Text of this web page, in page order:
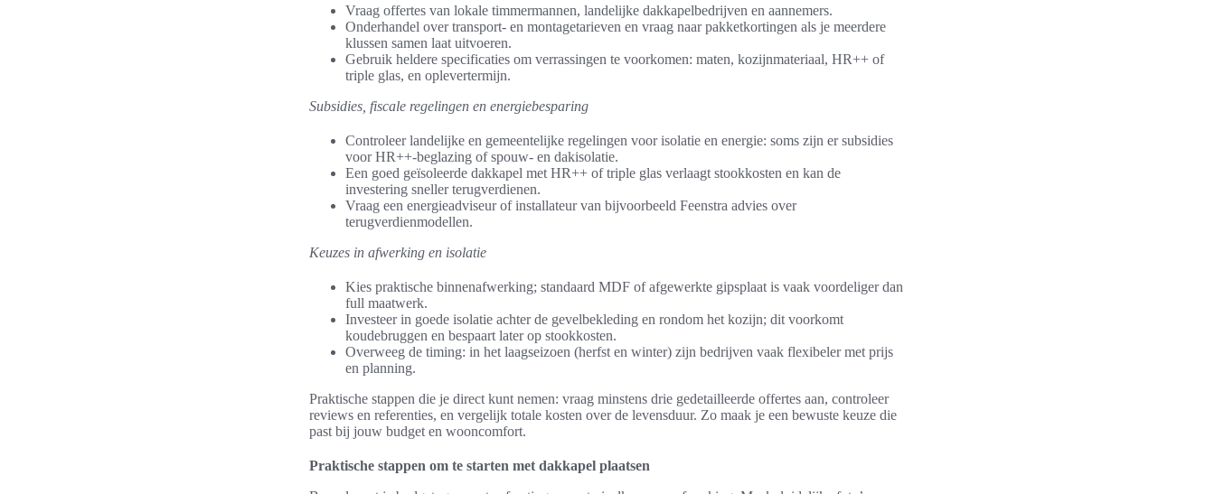
Vraag offertes van lokale timmermannen, landelijke dakkapelbedrijven en aannemers.
Onderhandel over transport- en montagetarieven en vraag naar pakketkortingen als je meerdere
klussen samen laat uitvoeren.
Gebruik heldere specificaties om verrassingen te voorkomen: maten, kozijnmateriaal, HR++ of
triple glas, en oplevertermijn.
Subsidies, fiscale regelingen en energiebesparing
Controleer landelijke en gemeentelijke regelingen voor isolatie en energie: soms zijn er subsidies
voor HR++-beglazing of spouw- en dakisolatie.
Een goed geïsoleerde dakkapel met HR++ of triple glas verlaagt stookkosten en kan de
investering sneller terugverdienen.
Vraag een energieadviseur of installateur van bijvoorbeeld Feenstra advies over
terugverdienmodellen.
Keuzes in afwerking en isolatie
Kies praktische binnenafwerking; standaard MDF of afgewerkte gipsplaat is vaak voordeliger dan
full maatwerk.
Investeer in goede isolatie achter de gevelbekleding en rondom het kozijn; dit voorkomt
koudebruggen en bespaart later op stookkosten.
Overweeg de timing: in het laagseizoen (herfst en winter) zijn bedrijven vaak flexibeler met prijs
en planning.
Praktische stappen die je direct kunt nemen: vraag minstens drie gedetailleerde offertes aan, controleer
reviews en referenties, en vergelijk totale kosten over de levensduur. Zo maak je een bewuste keuze die
past bij jouw budget en wooncomfort.
Praktische stappen om te starten met dakkapel plaatsen